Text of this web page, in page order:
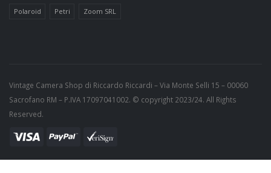
Polaroid Petri Zoom SRL
Vintage Camera Shop di Riccardo Riccardi – Via Monte Selli 15 – 00060
Sacrofano RM – P.IVA 17097041002. © copyright 2023/24. All Rights
Reserved.